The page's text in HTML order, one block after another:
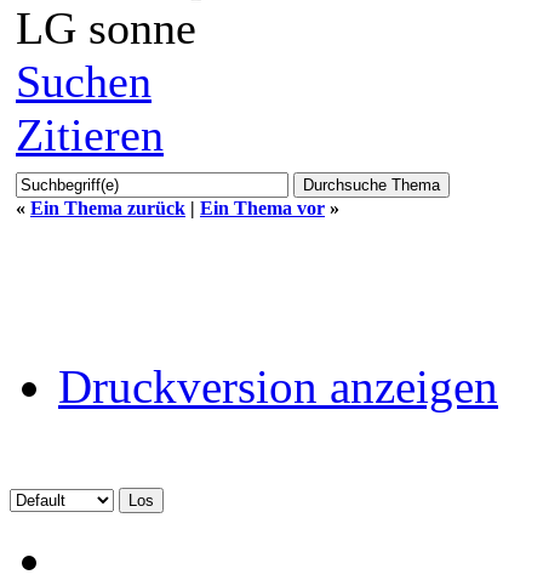
LG sonne
Suchen
Zitieren
« Ein Thema zurück | Ein Thema vor »
Druckversion anzeigen